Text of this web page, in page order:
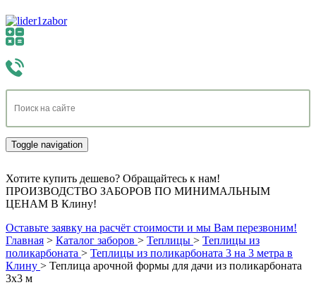
Toggle navigation
Хотите купить дешево? Обращайтесь к нам!
ПРОИЗВОДСТВО ЗАБОРОВ ПО МИНИМАЛЬНЫМ
ЦЕНАМ В Клину!
Оставьте заявку на расчёт стоимости и мы Вам перезвоним!
Главная > Каталог заборов > Теплицы > Теплицы из
поликарбоната > Теплицы из поликарбоната 3 на 3 метра в
Клину > Теплица арочной формы для дачи из поликарбоната
3х3 м